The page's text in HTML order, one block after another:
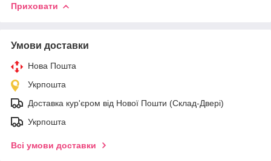
Приховати
Умови доставки
Нова Пошта
Укрпошта
Доставка кур'єром від Нової Пошти (Склад-Двері)
Укрпошта
Всі умови доставки